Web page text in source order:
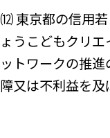
⑿ 東京都の信用若
ょうこどもクリ
ットワークの推
障又は不利益を及